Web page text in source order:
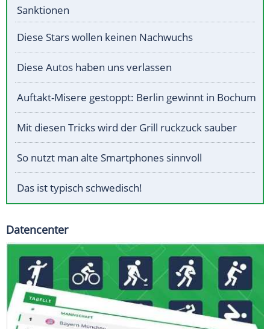
Sanktionen
Diese Stars wollen keinen Nachwuchs
Diese Autos haben uns verlassen
Auftakt-Misere gestoppt: Berlin gewinnt in Bochum
Mit diesen Tricks wird der Grill ruckzuck sauber
So nutzt man alte Smartphones sinnvoll
Das ist typisch schwedisch!
Datencenter